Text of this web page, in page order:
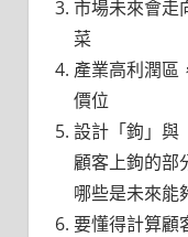
市場未來會走
菜
產業高利潤區
價位
設計「鉤」與
顧客上鉤的部
哪些是未來能
要懂得計算顧